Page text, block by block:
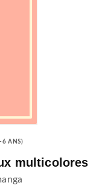
6 ANS)
multicolores